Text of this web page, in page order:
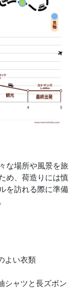
な場所や風景を旅
め、荷造りには慎
を訪れる際に準備
よい衣類
シャツと長ズボン